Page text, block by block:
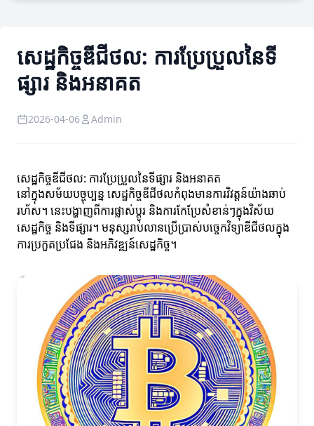
សេដ្ឋកិច្ចឌីជីថល: ការប្រែប្រួលនៃទី
ផ្សារ និងអនាគត
2026-04-06 Admin
សេដ្ឋកិច្ចឌីជីថល: ការប្រែប្រួលនៃទីផ្សារ និងអនាគត
នៅក្នុងសម័យបច្ចុប្បន្ន សេដ្ឋកិច្ចឌីជីថលកំពុងមានការវិវត្តន៍យ៉ាងឆាប់
រហ័ស។ នេះបង្ហាញពីការផ្លាស់ប្តូរ និងការកែប្រែសំខាន់ៗក្នុងវិស័យ
សេដ្ឋកិច្ច និងទីផ្សារ។ មនុស្សរាប់លានប្រើប្រាស់បច្ចេកវិទ្យាឌីជីថលក្នុង
ការប្រកួតប្រជែង និងអភិវឌ្ឍន៍សេដ្ឋកិច្ច។